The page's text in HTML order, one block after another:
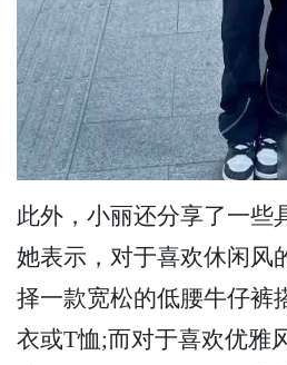
此外，小丽还分享了一些
她表示，对于喜欢休闲风
择一款宽松的低腰牛仔裤
衣或T恤;而对于喜欢优雅